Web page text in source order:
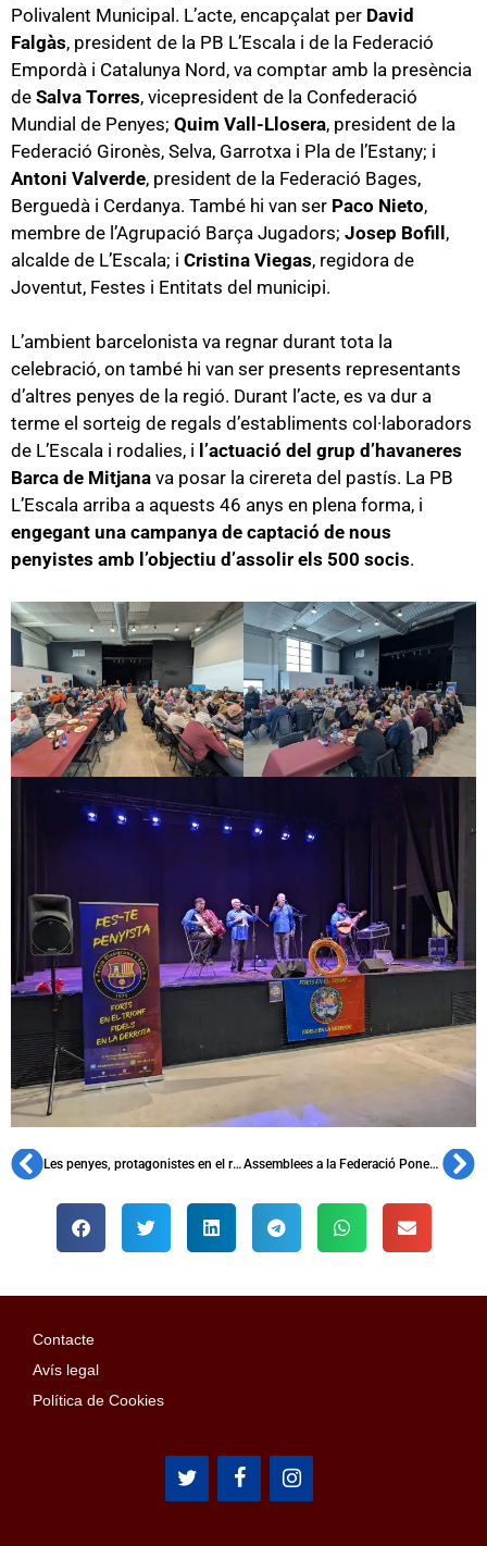
Polivalent Municipal. L’acte, encapçalat per David
Falgàs, president de la PB L’Escala i de la Federació
Empordà i Catalunya Nord, va comptar amb la presència
de Salva Torres, vicepresident de la Confederació
Mundial de Penyes; Quim Vall-Llosera, president de la
Federació Gironès, Selva, Garrotxa i Pla de l’Estany; i
Antoni Valverde, president de la Federació Bages,
Berguedà i Cerdanya. També hi van ser Paco Nieto,
membre de l’Agrupació Barça Jugadors; Josep Bofill,
alcalde de L’Escala; i Cristina Viegas, regidora de
Joventut, Festes i Entitats del municipi.
L’ambient barcelonista va regnar durant tota la
celebració, on també hi van ser presents representants
d’altres penyes de la regió. Durant l’acte, es va dur a
terme el sorteig de regals d’establiments col·laboradors
de L’Escala i rodalies, i l’actuació del grup d’havaneres
Barca de Mitjana va posar la cirereta del pastís. La PB
L’Escala arriba a aquests 46 anys en plena forma, i
engegant una campanya de captació de nous
penyistes amb l’objectiu d’assolir els 500 socis.
Les penyes, protagonistes en el retorn a l’Spotify Camp Nou Assemblees a la Federació Ponent Nord i la Federació Bages, Berguedà i Cerdanya
Contacte
Avís legal
Política de Cookies